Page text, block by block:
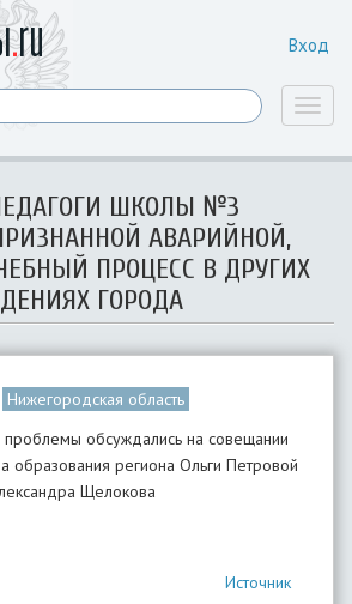
Вход
ШКОЛЫ №3
АВАРИЙНОЙ,
ПРОЦЕСС В ДРУГИХ
ГОРОДА
Нижегородская область
обсуждались на совещании
образования региона Ольги Петровой
Щелокова
Источник